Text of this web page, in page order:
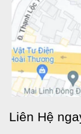
Liên Hệ